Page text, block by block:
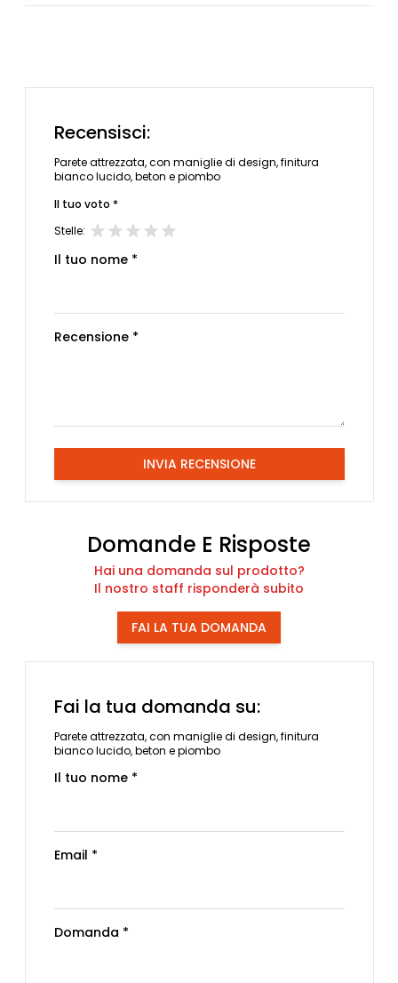
Recensisci:
Parete attrezzata, con maniglie di design, finitura
bianco lucido, beton e piombo
Il tuo voto *
Stelle:
Il tuo nome *
Recensione *
INVIA RECENSIONE
Domande E Risposte
Hai una domanda sul prodotto?
Il nostro staff risponderà subito
FAI LA TUA DOMANDA
Fai la tua domanda su:
Parete attrezzata, con maniglie di design, finitura
bianco lucido, beton e piombo
Il tuo nome *
Email *
Domanda *